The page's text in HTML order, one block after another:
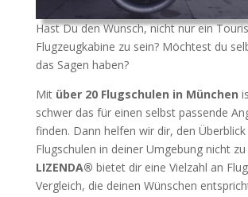
Hast Du den Wunsch, nicht nur ein
Flugzeugkabine zu sein? Möchtest du
das Sagen haben?
Mitüber 20 Flugschulen in München
schwer das für einen selbst passende
finden. Dann helfen wir dir, den Überblick
Flugschulen in deiner Umgebung nicht
LIZENDA® bietet dir eine Vielzahl an
Vergleich, die deinen Wünschen